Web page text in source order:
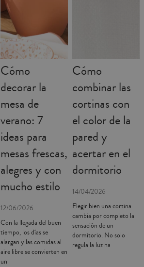
Cómo
decorar la
mesa de
verano: 7
ideas para
mesas frescas,
alegres y con
mucho estilo
12/06/2026
Con la llegada del buen
tiempo, los días se
alargan y las comidas al
aire libre se convierten en
un
Cómo
combinar las
cortinas con
el color de la
pared y
acertar en el
dormitorio
14/04/2026
Elegir bien una cortina
cambia por completo la
sensación de un
dormitorio. No solo
regula la luz na